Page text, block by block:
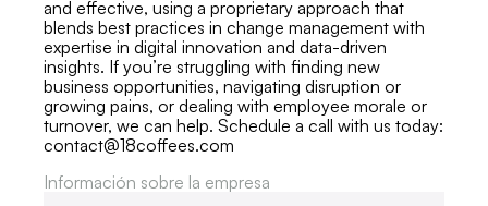
and effective, using a proprietary approach that
blends best practices in change management with
expertise in digital innovation and data-driven
insights. If you’re struggling with finding new
business opportunities, navigating disruption or
growing pains, or dealing with employee morale or
turnover, we can help. Schedule a call with us today:
contact@18coffees.com
Información sobre la empresa